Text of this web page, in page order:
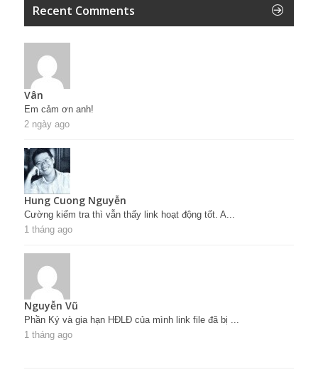
Recent Comments
Vân
Em cảm ơn anh!
2 ngày ago
Hung Cuong Nguyễn
Cường kiểm tra thì vẫn thấy link hoạt động tốt. A...
1 tháng ago
Nguyễn Vũ
Phần Ký và gia hạn HĐLĐ của mình link file đã bị ...
1 tháng ago